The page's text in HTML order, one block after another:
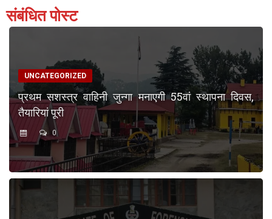
संबंधित पोस्ट
UNCATEGORIZED
प्रथम सशस्त्र वाहिनी जुन्गा मनाएगी 55वां स्थापना दिवस,
तैयारियां पूरी
0